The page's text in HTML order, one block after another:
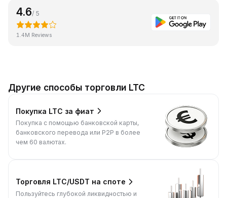
4.6/ 5
1.4M Reviews
Другие способы торговли LTC
Покупка LTC за фиат
Покупка с помощью банковской карты,
банковского перевода или P2P в более
чем 60 валютах.
Торговля LTC/USDT на споте
Пользуйтесь глубокой ликвидностью и